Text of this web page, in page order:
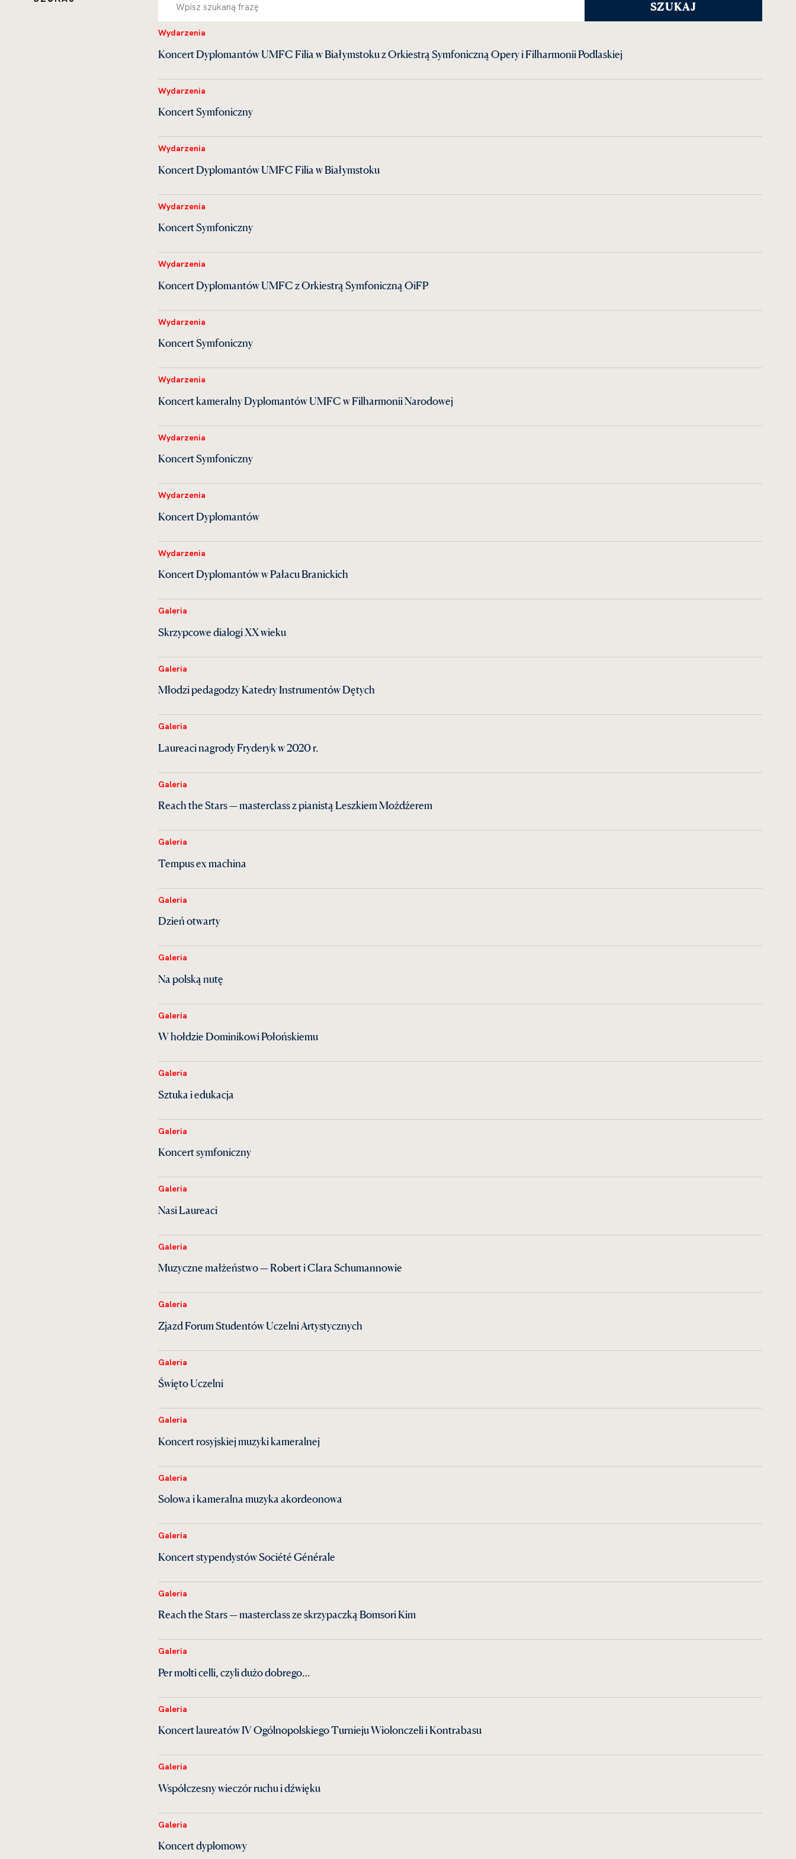
Wydarzenia
Koncert Dyplomantów UMFC Filia w Białymstoku z Orkiestrą Symfoniczną Opery i Filharmonii Podlaskiej
Wydarzenia
Koncert Symfoniczny
Wydarzenia
Koncert Dyplomantów UMFC Filia w Białymstoku
Wydarzenia
Koncert Symfoniczny
Wydarzenia
Koncert Dyplomantów UMFC z Orkiestrą Symfoniczną OiFP
Wydarzenia
Koncert Symfoniczny
Wydarzenia
Koncert kameralny Dyplomantów UMFC w Filharmonii Narodowej
Wydarzenia
Koncert Symfoniczny
Wydarzenia
Koncert Dyplomantów
Wydarzenia
Koncert Dyplomantów w Pałacu Branickich
Galeria
Skrzypcowe dialogi XX wieku
Galeria
Młodzi pedagodzy Katedry Instrumentów Dętych
Galeria
Laureaci nagrody Fryderyk w 2020 r.
Galeria
Reach the Stars — masterclass z pianistą Leszkiem Możdżerem
Galeria
Tempus ex machina
Galeria
Dzień otwarty
Galeria
Na polską nutę
Galeria
W hołdzie Dominikowi Połońskiemu
Galeria
Sztuka i edukacja
Galeria
Koncert symfoniczny
Galeria
Nasi Laureaci
Galeria
Muzyczne małżeństwo — Robert i Clara Schumannowie
Galeria
Zjazd Forum Studentów Uczelni Artystycznych
Galeria
Święto Uczelni
Galeria
Koncert rosyjskiej muzyki kameralnej
Galeria
Solowa i kameralna muzyka akordeonowa
Galeria
Koncert stypendystów Société Générale
Galeria
Reach the Stars — masterclass ze skrzypaczką Bomsori Kim
Galeria
Per molti celli, czyli dużo dobrego…
Galeria
Koncert laureatów IV Ogólnopolskiego Turnieju Wiolonczeli i Kontrabasu
Galeria
Współczesny wieczór ruchu i dźwięku
Galeria
Koncert dyplomowy